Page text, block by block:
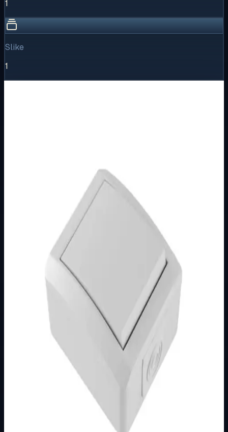
1
Slike
1
Osnovne informacije
Metalka Majur
NADŽBUKNI PROGRAM SETQ OG
BIJELI
Način prikaza
Prezentacijski prikaz bez cijena, košarice, zaliha i
Kratak pregled
Broj artikla: 12.01.006 Ugradnja: Ugradnja na zid Nazivne
vrijednosti: 10AX/250V Stupanj zaštite: IP44 Dimenzije:
70&#215;80 mm Tip priključ…
Dostupno za kupnju u internetskoj trgovini Živić-